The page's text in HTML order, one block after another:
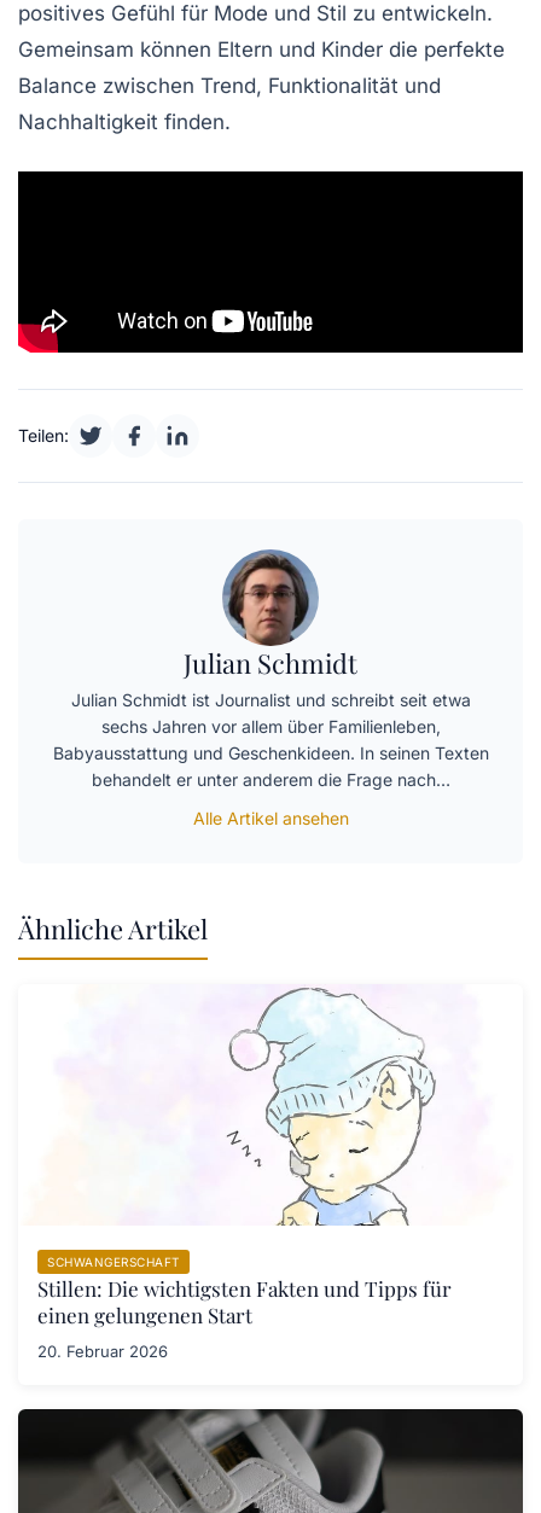
positives Gefühl für Mode und Stil zu entwickeln.
Gemeinsam können Eltern und Kinder die perfekte
Balance zwischen Trend, Funktionalität und
Nachhaltigkeit finden.
Teilen:
Julian Schmidt
Julian Schmidt ist Journalist und schreibt seit etwa
sechs Jahren vor allem über Familienleben,
Babyausstattung und Geschenkideen. In seinen Texten
behandelt er unter anderem die Frage nach…
Alle Artikel ansehen
Ähnliche Artikel
SCHWANGERSCHAFT
Stillen: Die wichtigsten Fakten und Tipps für
einen gelungenen Start
20. Februar 2026